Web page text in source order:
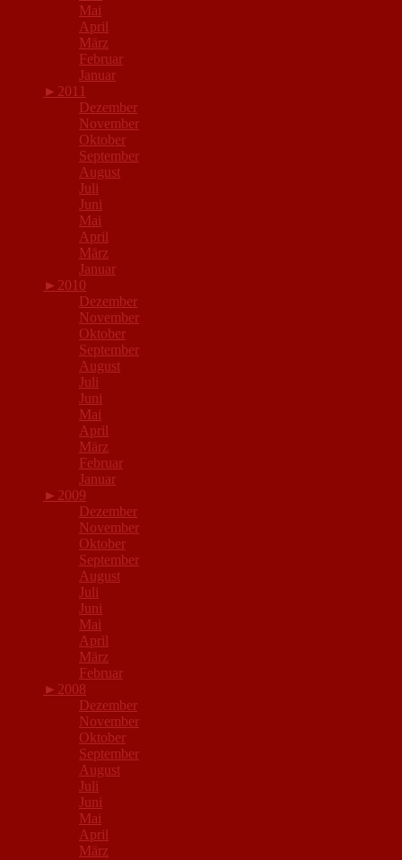
Mai
April
März
Februar
Januar
► 2011
Dezember
November
Oktober
September
August
Juli
Juni
Mai
April
März
Januar
► 2010
Dezember
November
Oktober
September
August
Juli
Juni
Mai
April
März
Februar
Januar
► 2009
Dezember
November
Oktober
September
August
Juli
Juni
Mai
April
März
Februar
► 2008
Dezember
November
Oktober
September
August
Juli
Juni
Mai
April
März